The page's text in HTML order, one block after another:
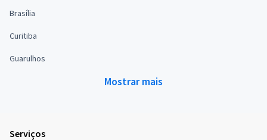
Brasília
Curitiba
Guarulhos
Mostrar mais
Serviços